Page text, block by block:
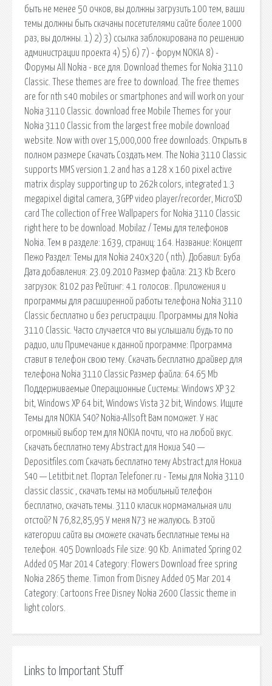
быть не менее 50 очков, вы должны загрузить 100 тем, ваши
темы должны быть скачаны посетителями сайте более 1000
раз, вы должны. 1) 2) 3) ссылка заблокирована по решению
администрации проекта 4) 5) 6) 7) - форум NOKIA 8) -
Форумы All Nokia - все для. Download themes for Nokia 3110
Classic. These themes are free to download. The free themes
are for nth s40 mobiles or smartphones and will work on your
Nokia 3110 Classic. download free Mobile Themes for your
Nokia 3110 Classic from the largest free mobile download
website. Now with over 15,000,000 free downloads. Открыть в
полном размере Скачать Создать мем. The Nokia 3110 Classic
supports MMS version 1.2 and has a 128 x 160 pixel active
matrix display supporting up to 262k colors, integrated 1.3
megapixel digital camera, 3GPP video player/recorder, MicroSD
card The collection of Free Wallpapers for Nokia 3110 Classic
right here to be download. Mobilaz / Темы для телефонов
Nokia. Тем в разделе: 1639, страниц: 164. Название: Концепт
Пежо Раздел: Темы для Nokia 240x320 ( nth). Добавил: Буба
Дата добавления: 23.09.2010 Размер файла: 213 Kb Всего
загрузок: 8102 раз Рейтинг: 4.1 голосов:. Приложения и
программы для расширенной работы телефона Nokia 3110
Classic бесплатно и без регистрации. Программы для Nokia
3110 Classic. Часто случается что вы услышали будь то по
радио, или Примечание к данной программе: Программа
ставит в телефон свою тему. Скачать бесплатно драйвер для
телефона Nokia 3110 Classic Размер файла: 64.65 Mb
Поддерживаемые Операционные Системы: Windows XP 32
bit, Windows XP 64 bit, Windows Vista 32 bit, Windows. Ищите
Темы для NOKIA S40? Nokia-Allsoft Вам поможет. У нас
огромный выбор тем для NOKIA почти, что на любой вкус.
Скачать бесплатно тему Abstract для Нокиа S40 —
Depositfiles.com Скачать бесплатно тему Abstract для Нокиа
S40 — Letitbit.net. Портал Telefoner.ru - Темы для Nokia 3110
classic classic , скачать темы на мобильный телефон
бесплатно, скачать темы. 3110 класик нормамальная или
отстой? N 76,82,85,95 У меня N73 не жалуюсь. В этой
категории сайта вы сможете скачать бесплатные темы на
телефон. 405 Downloads File size: 90 Kb. Animated Spring 02
Added 05 Mar 2014 Category: Flowers Download free spring
Nokia 2865 theme. Timon from Disney Added 05 Mar 2014
Category: Cartoons Free Disney Nokia 2600 Classic theme in
light colors.
Links to Important Stuff